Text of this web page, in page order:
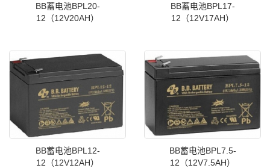
BB蓄电池BPL20-
12（12V20AH）
BB蓄电池BPL17-
12（12V17AH）
BB蓄电池BPL12-
12（12V12AH）
BB蓄电池BPL7.5-
12（12V7.5AH）